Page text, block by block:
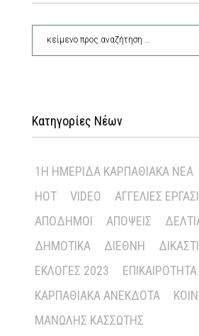
Κατηγορίες Νέων
1Η ΗΜΕΡΊΔΑ ΚΑΡΠΑΘΙΑΚΆ ΝΈΑ
HOT
VIDEO ΑΓΓΕΛΊΕΣ
ΑΠΌΔΗΜΟΙ
ΑΠΌΨΕΙΣ
ΔΗΜΟΤΙΚΆ
ΔΙΕΘΝΉ
ΕΚΛΟΓΈΣ 2023
ΕΠΙΚΑΙΡΌΤΗΤΑ
ΚΑΡΠΑΘΙΑΚΆ ΑΝΈΚΔΟΤΑ
ΜΑΝΏΛΗΣ ΚΑΣΣΏΤΗΣ